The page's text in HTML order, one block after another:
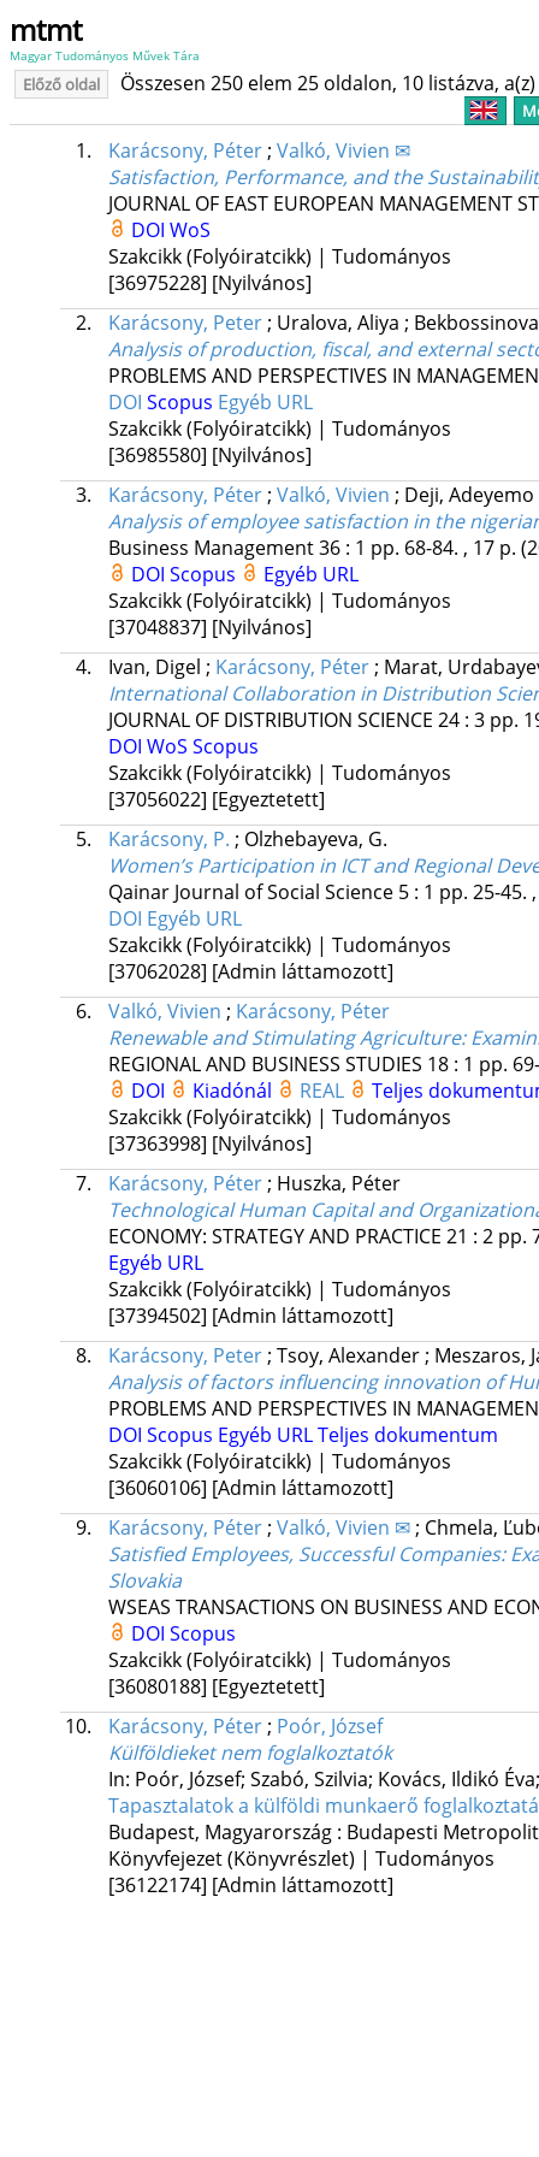
mtmt
Magyar Tudományos Művek Tára
Előző oldal Összesen 250 elem 25 oldalon, 10 listázva,
1. Karácsony, Péter; Valkó, Vivien ✉
Satisfaction, Performance, and the
JOURNAL OF EAST EUROPEAN MANAGEMENT
DOI WoS
Szakcikk (Folyóiratcikk) | Tudományos
[36975228] [Nyilvános]
2.
Karácsony, Peter; Uralova, Aliya ;
Analysis of production, fiscal, and external
PROBLEMS AND PERSPECTIVES IN
DOI Scopus Egyéb URL
Szakcikk (Folyóiratcikk) | Tudományos
[36985580] [Nyilvános]
3.
Karácsony, Péter; Valkó, Vivien ; Deji, Adeyemo
Analysis of employee satisfaction in the
Business Management36: 1 pp. 68-84. , 17 p.
DOI Scopus
Egyéb URL
Szakcikk (Folyóiratcikk) | Tudományos
[37048837] [Nyilvános]
4.
Ivan, Digel ; Karácsony, Péter; Marat,
International Collaboration in Distribution
JOURNAL OF DISTRIBUTION SCIENCE 24: 3 pp.
DOI WoS Scopus
Szakcikk (Folyóiratcikk) | Tudományos
[37056022] [Egyeztetett]
5.
Karácsony, P. ; Olzhebayeva, G.
Women’s Participation in ICT and Regional
Qainar Journal of Social Science 5: 1 pp. 25-45.
DOI Egyéb URL
Szakcikk (Folyóiratcikk) | Tudományos
[37062028] [Admin láttamozott]
6.
Valkó, Vivien ; Karácsony, Péter
Renewable and Stimulating Agriculture:
REGIONAL AND BUSINESS STUDIES 18: 1 pp.
DOI
Kiadónál REAL
Teljes
Szakcikk (Folyóiratcikk) | Tudományos
[37363998] [Nyilvános]
7.
Karácsony, Péter; Huszka, Péter
Technological Human Capital and
ECONOMY: STRATEGY AND PRACTICE 21 : 2 pp.
Egyéb URL
Szakcikk (Folyóiratcikk) | Tudományos
[37394502] [Admin láttamozott]
8.
Karácsony, Peter; Tsoy, Alexander; Meszaros,
Analysis of factors influencing innovation of
PROBLEMS AND PERSPECTIVES IN
DOI Scopus Egyéb URLTeljes dokumentum
Szakcikk (Folyóiratcikk) | Tudományos
[36060106] [Admin láttamozott]
9.
Karácsony, Péter; Valkó, Vivien ✉; Chmela,
Satisfied Employees, Successful Companies:
Slovakia
WSEAS TRANSACTIONS ON BUSINESS AND
DOI Scopus
Szakcikk (Folyóiratcikk) | Tudományos
[36080188] [Egyeztetett]
10.
Karácsony, Péter; Poór, József
Külföldieket nem foglalkoztatók
In: Poór, József; Szabó, Szilvia; Kovács, Ildikó
Tapasztalatok a külföldi munkaerő
Budapest, Magyarország : Budapesti
Könyvfejezet (Könyvrészlet) | Tudományos
[36122174] [Admin láttamozott]